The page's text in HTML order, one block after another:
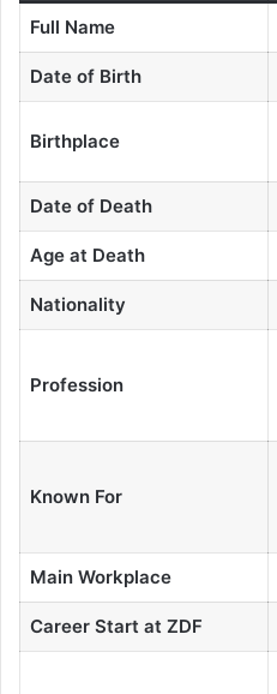
Full Name
Date of Birth
Birthplace
Date of Death
Age at Death
Nationality
Profession
Known For
Main Workplace
Career Start at ZDF